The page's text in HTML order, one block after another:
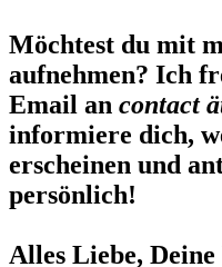
Möchtest du mit
aufnehmen? Ich
Email an contact
informiere dich,
erscheinen und
persönlich!
Alles Liebe, Deine